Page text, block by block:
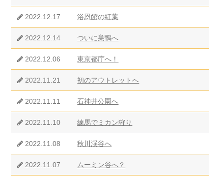
2022.12.17 浴恩館の紅葉
2022.12.14 ついに巣鴨へ
2022.12.06 東京都庁へ！
2022.11.21 初のアウトレットへ
2022.11.11 石神井公園へ
2022.11.10 練馬でミカン狩り
2022.11.08 秋川渓谷へ
2022.11.07 ムーミン谷へ？